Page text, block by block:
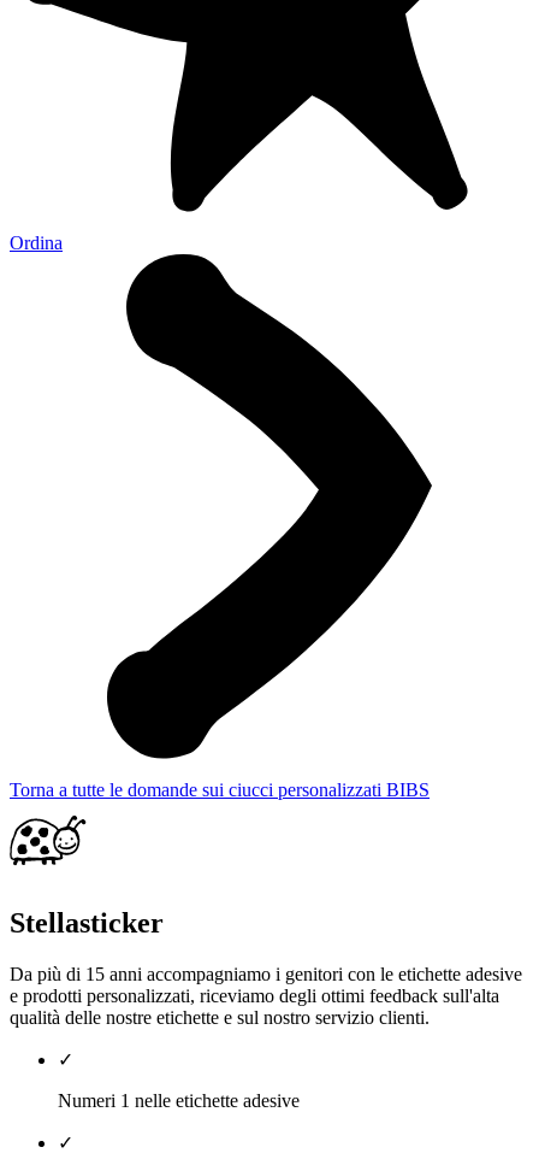
Ordina
Torna a tutte le domande sui ciucci personalizzati BIBS
Stellasticker
Da più di 15 anni accompagniamo i genitori con le etichette adesive
e prodotti personalizzati, riceviamo degli ottimi feedback sull'alta
qualità delle nostre etichette e sul nostro servizio clienti.
✓
Numeri 1 nelle etichette adesive
✓